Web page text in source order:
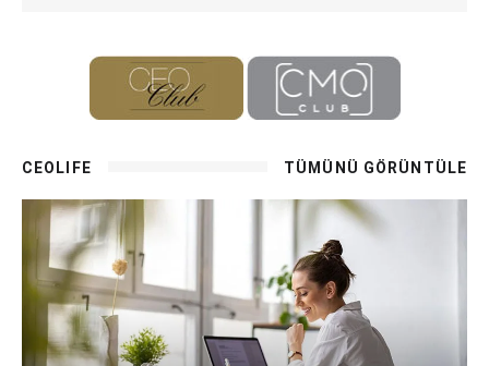
CEOLIFE TÜMÜNÜ GÖRÜNTÜLE